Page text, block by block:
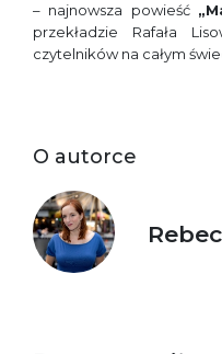
– najnowsza powieść
przekładzie Rafała
czytelników na całym
O autorce